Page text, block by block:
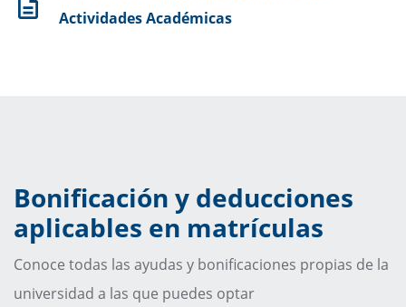
Actividades Académicas
Bonificación y deducciones
aplicables en matrículas
Conoce todas las ayudas y bonificaciones propias de la
universidad a las que puedes optar